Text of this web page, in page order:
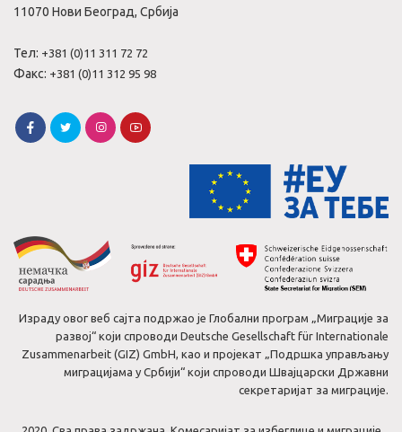
11070 Нови Београд, Србија
Тел: +381 (0)11 311 72 72
Факс: +381 (0)11 312 95 98
Израду овог веб сајта подржао је Глобални програм „Миграције за
развој“ који спроводи Deutsche Gesellschaft für Internationale
Zusammenarbeit (GIZ) GmbH, као и пројекат „Подршка управљању
миграцијама у Србији“ који спроводи Швајцарски Државни
секретаријат за миграције.